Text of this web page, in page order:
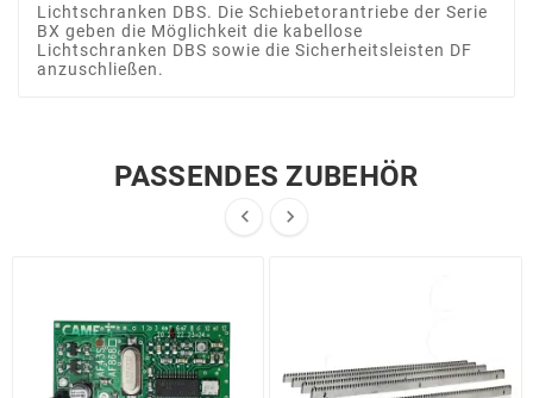
Lichtschranken DBS. Die Schiebetorantriebe der Serie
BX geben die Möglichkeit die kabellose
Lichtschranken DBS sowie die Sicherheitsleisten DF
anzuschließen.
PASSENDES ZUBEHÖR
 